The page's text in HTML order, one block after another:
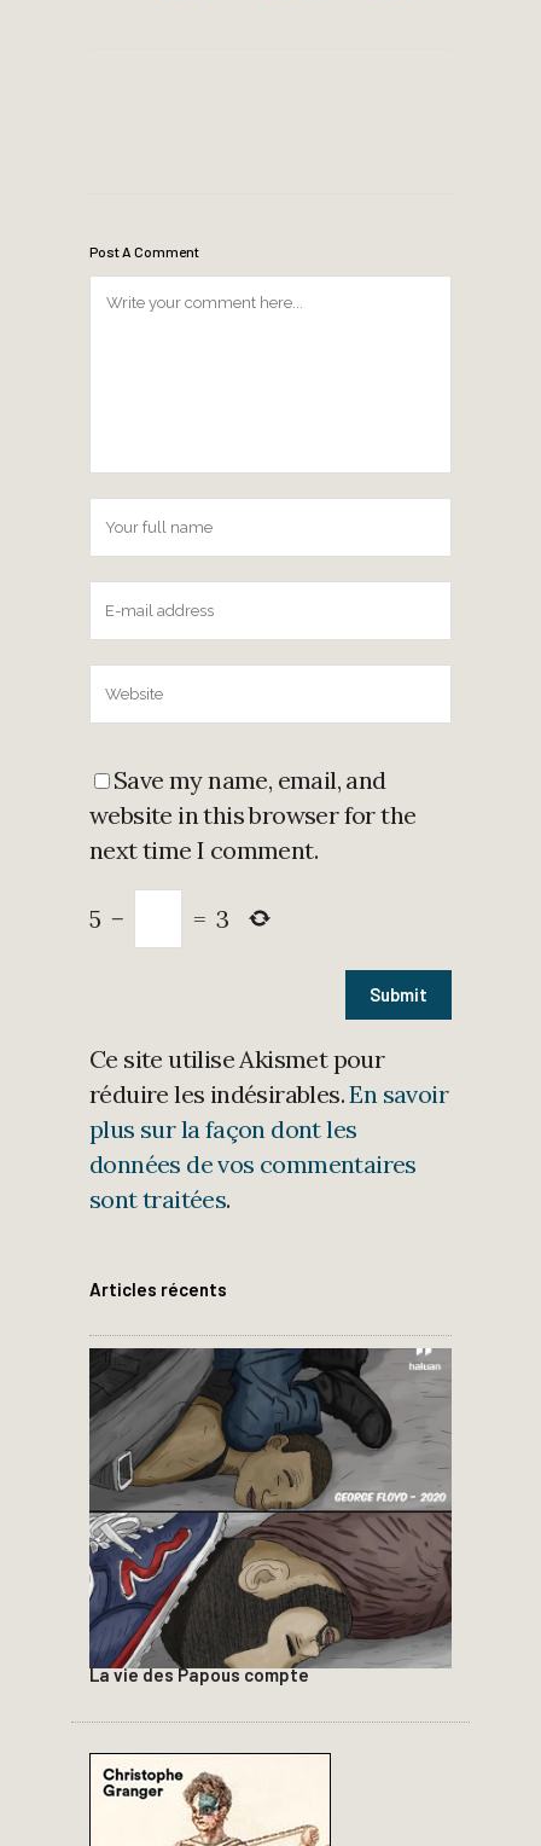
Post A Comment
Save my name, email, and
website in this browser for the
next time I comment.
5 − = 3
Ce site utilise Akismet pour
réduire les indésirables.En savoir
plus sur la façon dont les
données de vos commentaires
sont traitées.
Articles récents
La vie des Papous compte